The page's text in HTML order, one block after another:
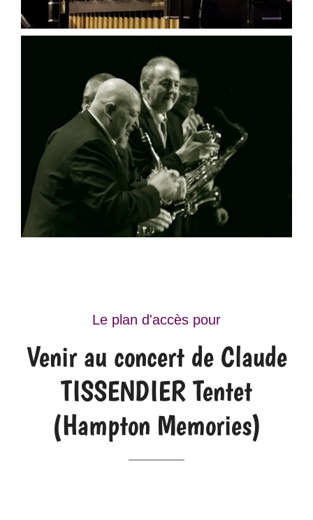
Le plan d'accès pour
Venir au concert de Claude
TISSENDIER Tentet
(Hampton Memories)